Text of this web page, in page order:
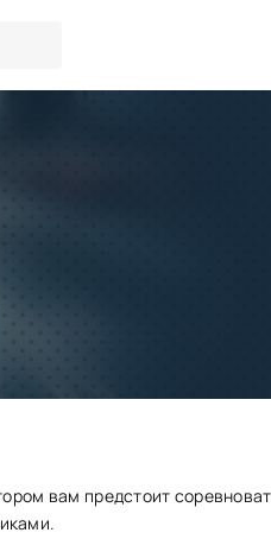
взломанный
вам предстоит